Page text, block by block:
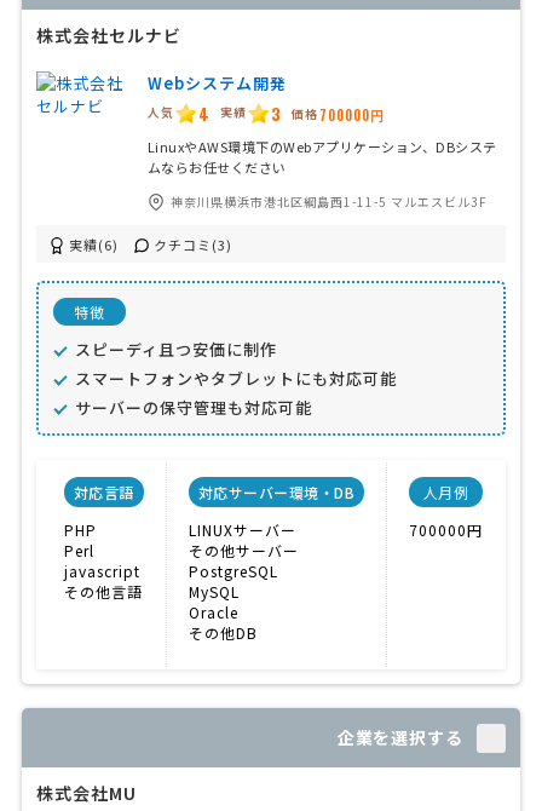
株式会社セルナビ
Webシステム開発
人気 4 実績 3 価格 700000円
LinuxやAWS環境下のWebアプリケーション、DBシステ
ムならお任せください
神奈川県横浜市港北区綱島西1-11-5 マルエスビル3F
実績(6) クチコミ(3)
特徴
スピーディ且つ安価に制作
スマートフォンやタブレットにも対応可能
サーバーの保守管理も対応可能
対応言語
PHP
Perl
javascript
その他言語
対応サーバー環境・DB
LINUXサーバー
その他サーバー
PostgreSQL
MySQL
Oracle
その他DB
人月例
700000円
企業を選択する
株式会社MU